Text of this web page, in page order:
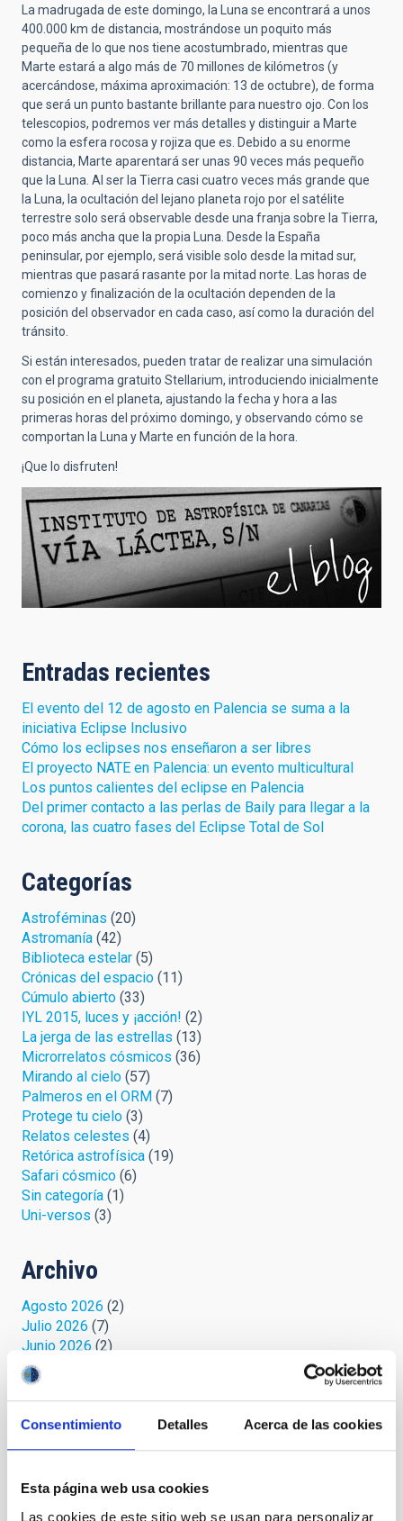
Consentimiento Detalles Acerca de las cookies
Esta página web usa cookies
Las cookies de este sitio web se usan para personalizar
La madrugada de este domingo, la Luna se encontrará a unos
400.000 km de distancia, mostrándose un poquito más
pequeña de lo que nos tiene acostumbrado, mientras que
Marte estará a algo más de 70 millones de kilómetros (y
acercándose, máxima aproximación: 13 de octubre), de forma
que será un punto bastante brillante para nuestro ojo. Con los
telescopios, podremos ver más detalles y distinguir a Marte
como la esfera rocosa y rojiza que es. Debido a su enorme
distancia, Marte aparentará ser unas 90 veces más pequeño
que la Luna. Al ser la Tierra casi cuatro veces más grande que
la Luna, la ocultación del lejano planeta rojo por el satélite
terrestre solo será observable desde una franja sobre la Tierra,
poco más ancha que la propia Luna. Desde la España
peninsular, por ejemplo, será visible solo desde la mitad sur,
mientras que pasará rasante por la mitad norte. Las horas de
comienzo y finalización de la ocultación dependen de la
posición del observador en cada caso, así como la duración del
tránsito.
Si están interesados, pueden tratar de realizar una simulación
con el programa gratuito Stellarium, introduciendo inicialmente
su posición en el planeta, ajustando la fecha y hora a las
primeras horas del próximo domingo, y observando cómo se
comportan la Luna y Marte en función de la hora.
¡Que lo disfruten!
Entradas recientes
El evento del 12 de agosto en Palencia se suma a la
iniciativa Eclipse Inclusivo
Cómo los eclipses nos enseñaron a ser libres
El proyecto NATE en Palencia: un evento multicultural
Los puntos calientes del eclipse en Palencia
Del primer contacto a las perlas de Baily para llegar a la
corona, las cuatro fases del Eclipse Total de Sol
Categorías
Astroféminas (20)
Astromanía (42)
Biblioteca estelar (5)
Crónicas del espacio (11)
Cúmulo abierto (33)
IYL 2015, luces y ¡acción! (2)
La jerga de las estrellas (13)
Microrrelatos cósmicos (36)
Mirando al cielo (57)
Palmeros en el ORM (7)
Protege tu cielo (3)
Relatos celestes (4)
Retórica astrofísica (19)
Safari cósmico (6)
Sin categoría (1)
Uni-versos (3)
Archivo
Agosto 2026 (2)
Julio 2026 (7)
Junio 2026 (2)
Abril 2026
Marzo 2026
Febrero 2026(3)
Diciembre 2025
Noviembre 2025(1)
Septiembre 2025 (2)